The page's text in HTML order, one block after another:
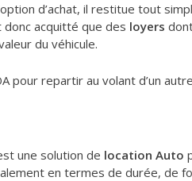
d’achat, il restitue tout
donc acquitté que des loyers
du véhicule.
pour repartir au volant d’un
une solution de location Auto
en termes de durée, de